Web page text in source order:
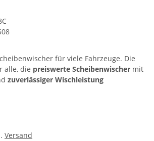
für viele Fahrzeuge. Die
alle, die preiswerte Scheibenwischer mit
zuverlässiger Wischleistung
Versand